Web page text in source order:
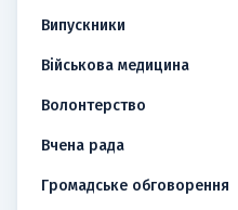
Випускники
Військова медицина
Волонтерство
Вчена рада
Громадське обговорення